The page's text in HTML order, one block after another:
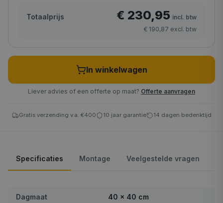
Totaalprijs € 230,95 incl. btw
€ 190,87 excl. btw
In winkelwagen
Liever advies of een offerte op maat? Offerte aanvragen
Gratis verzending v.a. €400 10 jaar garantie 14 dagen bedenktijd
Specificaties Montage Veelgestelde vragen
Dagmaat 40 × 40 cm